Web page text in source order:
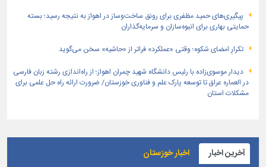
پیگیری‌های حمید مظفری برای رونق ساخت‌وساز در اهواز به نتیجه رسید؛ بسته
حمایتی بهاری برای انبوه‌سازان و سرمایه‌گذاران
تکرارِ امضای شکوه؛ وقتی «عملکرد» فراتر از «حاشیه» سخن می‌گوید
دیدار موسوی‌زاده با رئیس دانشگاه شهید چمران اهواز؛ از راه‌اندازی رشته زبان فارسی
در العماره عراق تا توسعه پارک علم و فناوری خوزستان/ ضرورت ارائه راه حل علمی برای
مشکلات استان
آخرین اخبار اخبار خوزستان